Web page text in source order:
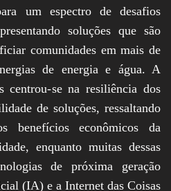
um espectro de desafios
soluções que são
comunidades em mais de
de energia e água. A
centrou-se na resiliência dos
de soluções, ressaltando
benefícios econômicos da
enquanto muitas dessas
de próxima geração
(IA) e a Internet das Coisas